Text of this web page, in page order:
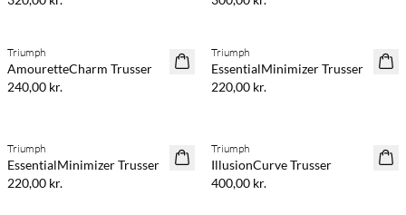
Triumph
AmouretteCharm Trusser
240,00 kr.
Triumph
EssentialMinimizer Trusser
220,00 kr.
Triumph
EssentialMinimizer Trusser
220,00 kr.
Triumph
IllusionCurve Trusser
400,00 kr.